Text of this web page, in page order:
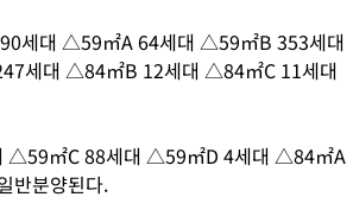
세대 △59㎡A 64세대 △59㎡B 353세대
세대 △84㎡B 12세대 △84㎡C 11세대
△59㎡C 88세대 △59㎡D 4세대 △84㎡A
반분양된다.